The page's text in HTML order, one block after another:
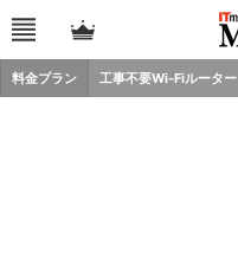
料金プラン 工事不要Wi-Fiルーター